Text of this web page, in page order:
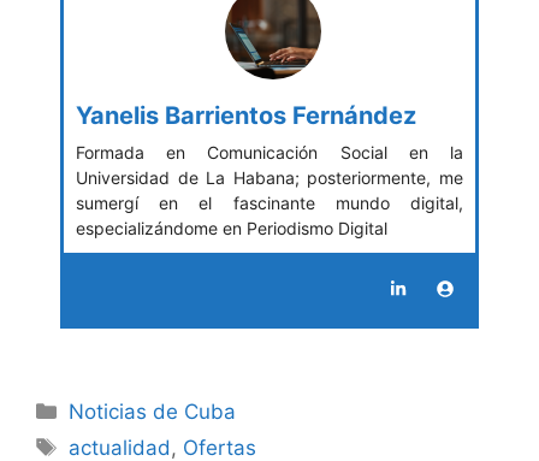
Yanelis Barrientos Fernández
Formada en Comunicación Social en la
Universidad de La Habana; posteriormente, me
sumergí en el fascinante mundo digital,
especializándome en Periodismo Digital
Categories
Noticias de Cuba
Tags
actualidad , Ofertas